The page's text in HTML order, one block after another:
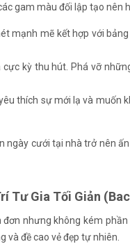
gam màu đối lập tạo nên
mạnh mẽ kết hợp với
cực kỳ thu hút. Phá vỡ
thích sự mới lạ và muốn
ngày cưới tại nhà trở nên
Tư Gia Tối Giản
đơn nhưng không kém
đề cao vẻ đẹp tự nhiên.